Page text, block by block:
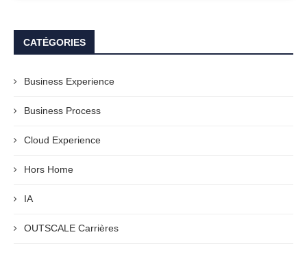
CATÉGORIES
Business Experience
Business Process
Cloud Experience
Hors Home
IA
OUTSCALE Carrières